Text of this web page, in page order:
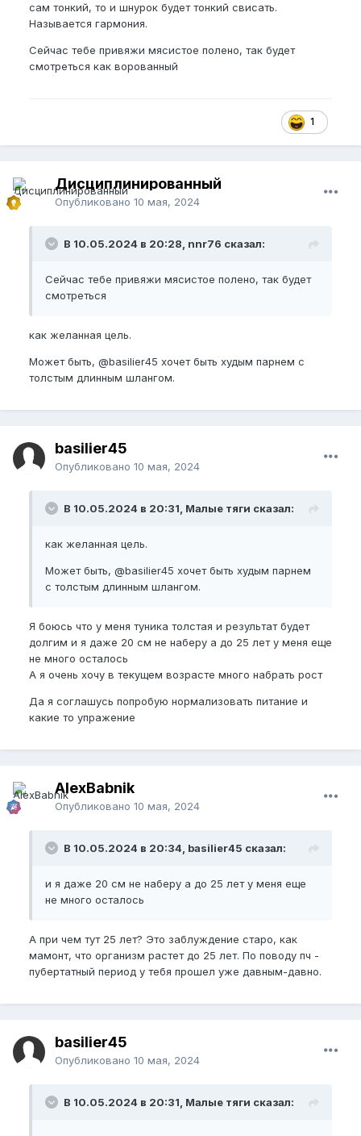
сам тонкий, то и шнурок будет тонкий свисать.
Называется гармония.
Сейчас тебе привяжи мясистое полено, так будет
смотреться как ворованный
1
Дисциплинированный
Опубликовано 10 мая, 2024
В 10.05.2024 в 20:28, nnr76 сказал:
Сейчас тебе привяжи мясистое полено, так будет
смотреться
как желанная цель.
Может быть, @basilier45 хочет быть худым парнем с
толстым длинным шлангом.
basilier45
Опубликовано 10 мая, 2024
В 10.05.2024 в 20:31, Малые тяги сказал:
как желанная цель.
Может быть, @basilier45 хочет быть худым парнем
с толстым длинным шлангом.
Я боюсь что у меня туника толстая и результат будет
долгим и я даже 20 см не наберу а до 25 лет у меня еще
не много осталось
А я очень хочу в текущем возрасте много набрать рост
Да я соглашусь попробую нормализовать питание и
какие то упражение
AlexBabnik
Опубликовано 10 мая, 2024
В 10.05.2024 в 20:34, basilier45 сказал:
и я даже 20 см не наберу а до 25 лет у меня еще
не много осталось
А при чем тут 25 лет? Это заблуждение старо, как
мамонт, что организм растет до 25 лет. По поводу пч -
пубертатный период у тебя прошел уже давным-давно.
basilier45
Опубликовано 10 мая, 2024
В 10.05.2024 в 20:31, Малые тяги сказал: